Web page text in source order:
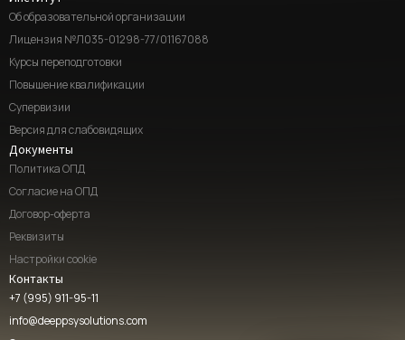
Об образовательной организации
Лицензия №Л035-01298-77/01167088
Курсы переподготовки
Повышение квалификации
Супервизии
Версия для слабовидящих
Документы
Политика ОПД
Согласие на ОПД
Договор-оферта
Реквизиты
Настройки cookie
Контакты
+7 (995) 911-95-11
info@deeppsysolutions.com